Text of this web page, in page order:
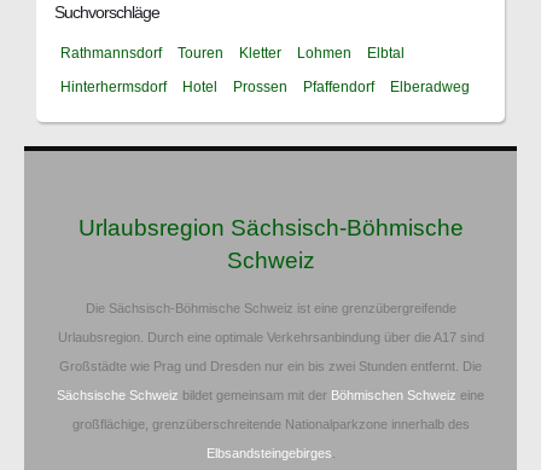
Suchvorschläge
Rathmannsdorf Touren Kletter Lohmen
Elbtal
Hinterhermsdorf
Hotel Prossen Pfaffendorf Elberadweg
Urlaubsregion Sächsisch-Böhmische
Schweiz
Die Sächsisch-Böhmische Schweiz ist eine grenzübergreifende
Urlaubsregion. Durch eine optimale Verkehrsanbindung über die A17 sind
Großstädte wie Prag und Dresden nur ein bis zwei Stunden entfernt. Die
Sächsische Schweiz bildet gemeinsam mit der Böhmischen Schweiz eine
großflächige, grenzüberschreitende Nationalparkzone innerhalb des
Elbsandsteingebirges